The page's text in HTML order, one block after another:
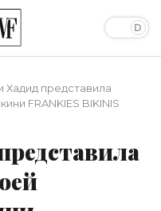
представила
FRANKIES BIKINIS